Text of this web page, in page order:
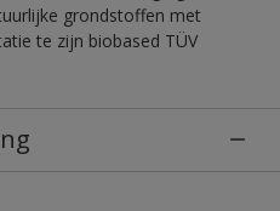
grondstoffen met
te zijn biobased TÜV